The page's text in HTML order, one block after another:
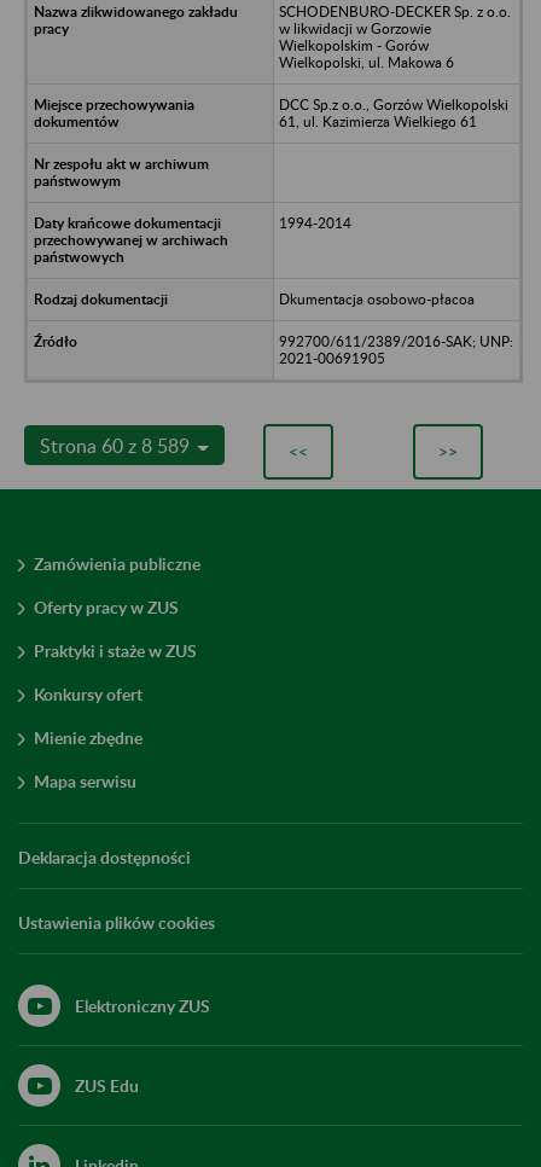
SCHODENBURO-DECKER Sp. z o.o.
w likwidacji w Gorzowie
Wielkopolskim - Gorów
Wielkopolski, ul. Makowa 6
DCC Sp.z o.o., Gorzów Wielkopolski
61, ul. Kazimierza Wielkiego 61
1994-2014
Dkumentacja osobowo-płacoa
992700/611/2389/2016-SAK; UNP:
2021-00691905
Strona 60 z 8 589 << >>
Zamówienia publiczne
Oferty pracy w ZUS
Praktyki i staże w ZUS
Konkursy ofert
Mienie zbędne
Mapa serwisu
Deklaracja dostępności
Ustawienia plików cookies
Elektroniczny ZUS
ZUS Edu